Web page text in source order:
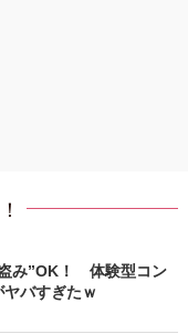
み”OK！ 体験型コン
バすぎたｗ